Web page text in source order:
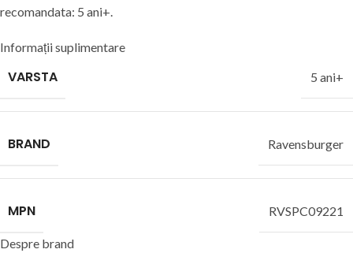
recomandata: 5 ani+.
Informații suplimentare
VARSTA 5 ani+
BRAND Ravensburger
MPN RVSPC09221
Despre brand